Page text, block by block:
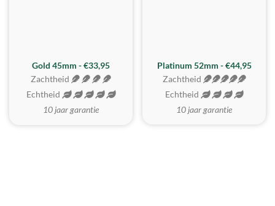
REALISTISCH
Gold 45mm - €33,95
Zachtheid
Echtheid
10 jaar garantie
ZACHTSTE
Platinum 52mm - €44,95
Zachtheid
Echtheid
10 jaar garantie